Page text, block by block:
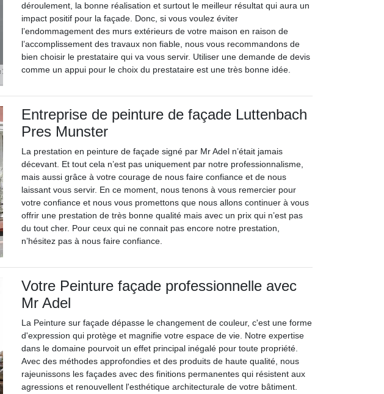
déroulement, la bonne réalisation et surtout le meilleur résultat qui aura un
impact positif pour la façade. Donc, si vous voulez éviter
l’endommagement des murs extérieurs de votre maison en raison de
l’accomplissement des travaux non fiable, nous vous recommandons de
bien choisir le prestataire qui va vous servir. Utiliser une demande de devis
comme un appui pour le choix du prestataire est une très bonne idée.
Entreprise de peinture de façade Luttenbach
Pres Munster
La prestation en peinture de façade signé par Mr Adel n’était jamais
décevant. Et tout cela n’est pas uniquement par notre professionnalisme,
mais aussi grâce à votre courage de nous faire confiance et de nous
laissant vous servir. En ce moment, nous tenons à vous remercier pour
votre confiance et nous vous promettons que nous allons continuer à vous
offrir une prestation de très bonne qualité mais avec un prix qui n’est pas
du tout cher. Pour ceux qui ne connait pas encore notre prestation,
n’hésitez pas à nous faire confiance.
Votre Peinture façade professionnelle avec
Mr Adel
La Peinture sur façade dépasse le changement de couleur, c'est une forme
d'expression qui protège et magnifie votre espace de vie. Notre expertise
dans le domaine pourvoit un effet principal inégalé pour toute propriété.
Avec des méthodes approfondies et des produits de haute qualité, nous
rajeunissons les façades avec des finitions permanentes qui résistent aux
agressions et renouvellent l'esthétique architecturale de votre bâtiment.